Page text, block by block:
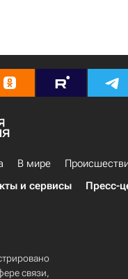
В мире
и сервисы Пресс-
связи,